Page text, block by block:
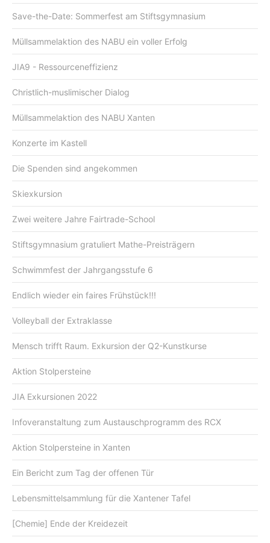
Save-the-Date: Sommerfest am Stiftsgymnasium
Müllsammelaktion des NABU ein voller Erfolg
JIA9 - Ressourceneffizienz
Christlich-muslimischer Dialog
Müllsammelaktion des NABU Xanten
Konzerte im Kastell
Die Spenden sind angekommen
Skiexkursion
Zwei weitere Jahre Fairtrade-School
Stiftsgymnasium gratuliert Mathe-Preisträgern
Schwimmfest der Jahrgangsstufe 6
Endlich wieder ein faires Frühstück!!!
Volleyball der Extraklasse
Mensch trifft Raum. Exkursion der Q2-Kunstkurse
Aktion Stolpersteine
JIA Exkursionen 2022
Infoveranstaltung zum Austauschprogramm des RCX
Aktion Stolpersteine in Xanten
Ein Bericht zum Tag der offenen Tür
Lebensmittelsammlung für die Xantener Tafel
[Chemie] Ende der Kreidezeit